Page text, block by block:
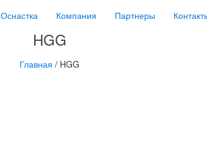
Оснастка Компания Партнеры
HGG
Главная / HGG